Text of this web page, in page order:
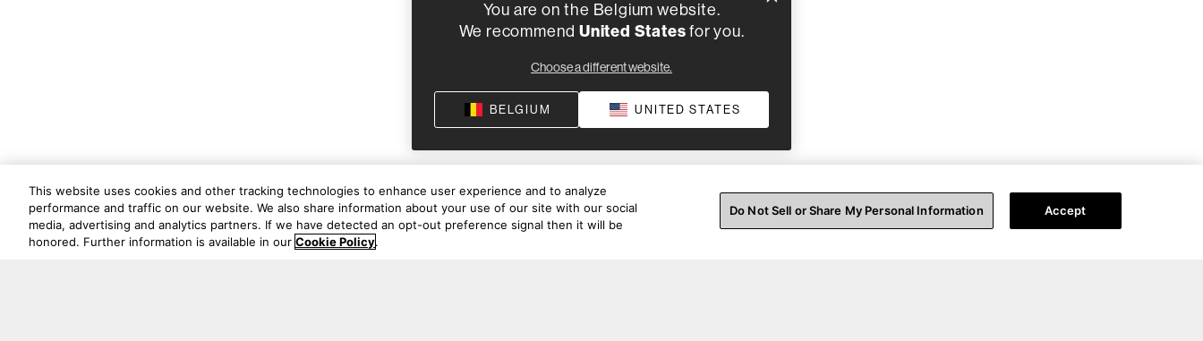
You are on the Belgium website.
We recommend United States for you.
Choose a different website.
BELGIUM UNITED STATES
This website uses cookies and other tracking technologies to enhance user experience and to analyze
performance and traffic on our website. We also share information about your use of our site with our social
media, advertising and analytics partners. If we have detected an opt-out preference signal then it will be
honored. Further information is available in our Cookie Policy.
Do Not Sell or Share My Personal Information Accept